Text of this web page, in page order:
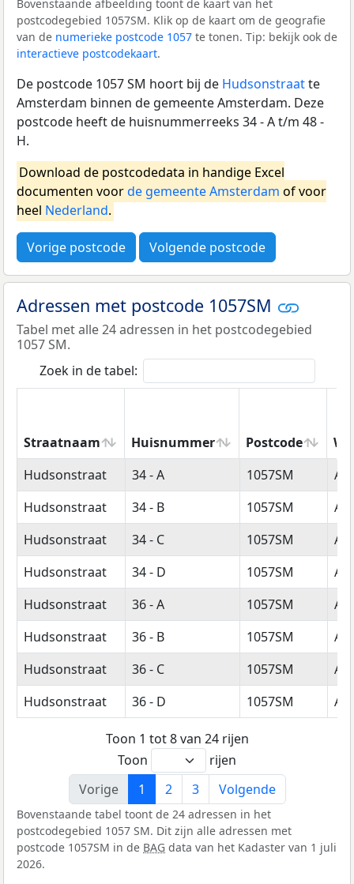
Bovenstaande afbeelding toont de kaart van het
postcodegebied 1057SM. Klik op de kaart om de geografie
van de numerieke postcode 1057 te tonen. Tip: bekijk ook de
interactieve postcodekaart.
De postcode 1057 SM hoort bij de Hudsonstraatte
Amsterdam binnen de gemeente Amsterdam. Deze
postcode heeft de huisnummerreeks 34 - A t/m 48 -
H.
Download de postcodedata in handige Excel
documenten voorde gemeente Amsterdam of voor
heel Nederland.
Vorige postcode Volgende postcode
Adressen met postcode 1057SM
Tabel met alle 24 adressen in het postcodegebied
1057 SM.
Zoek in de tabel:
Straatnaam Huisnummer Postcode
Straatnaam
Huisnummer Postcode
Hudsonstraat 34 - A 1057SM
Hudsonstraat
34 - B 1057SM
Hudsonstraat
34 - C 1057SM
Hudsonstraat
34 - D 1057SM
Hudsonstraat
36 - A 1057SM
Hudsonstraat
36 - B 1057SM
Hudsonstraat
36 - C 1057SM
Hudsonstraat
36 - D 1057SM
Toon 1 tot 8 van 24 rijen
Toon
rijen
Vorige
1 2 3 Volgende
Bovenstaande tabel toont de 24 adressen in het
postcodegebied 1057 SM. Dit zijn alle adressen met
postcode 1057SM in de BAG data van het Kadaster van 1 juli
2026.